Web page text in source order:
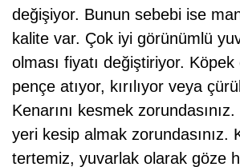
değişiyor. Bunun sebebi ise
kalite var. Çok iyi görünümlü
olması fiyatı değiştiriyor. Köpek
pençe atıyor, kırılıyor veya
Kenarını kesmek zorundasınız.
yeri kesip almak zorundasınız.
tertemiz, yuvarlak olarak göze